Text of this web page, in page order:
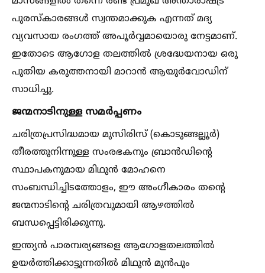
പുരസ്കാരങ്ങള്‍ സ്വന്തമാക്കുക എന്നത് മദ്യ
വ്യവസായ രംഗത്ത് അപൂർവ്വമായൊരു നേട്ടമാണ്.
ഇതോടെ ആഗോള തലത്തില്‍ ശ്രദ്ധേയനായ ഒരു
പുതിയ കരുത്തനായി മാറാൻ ആയുർവോഡിന്
സാധിച്ചു.
ജന്മനാടിനുള്ള സമർപ്പണം
ചരിത്രപ്രസിദ്ധമായ മുസിരിസ് (കൊടുങ്ങല്ലൂർ)
തീരത്തുനിന്നുള്ള സംരഭകനും ബ്രാൻഡിന്റെ
സ്ഥാപകനുമായ മിഥുൻ മോഹനെ
സംബന്ധിച്ചിടത്തോളം, ഈ അംഗീകാരം തന്റെ
ജന്മനാടിന്റെ ചരിത്രവുമായി ആഴത്തില്‍
ബന്ധപ്പെട്ടിരിക്കുന്നു.
ഇന്ത്യൻ പാരമ്പര്യങ്ങളെ ആഗോളതലത്തില്‍
ഉയർത്തിക്കാട്ടുന്നതില്‍ മിഥുൻ മുൻപും